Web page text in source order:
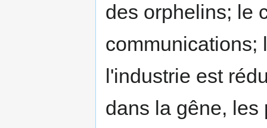
des orphelins; le
communications;
l'industrie est
dans la gêne, les